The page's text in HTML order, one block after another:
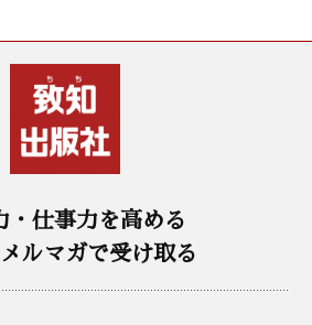
・仕事力を高める
ルマガで受け取る